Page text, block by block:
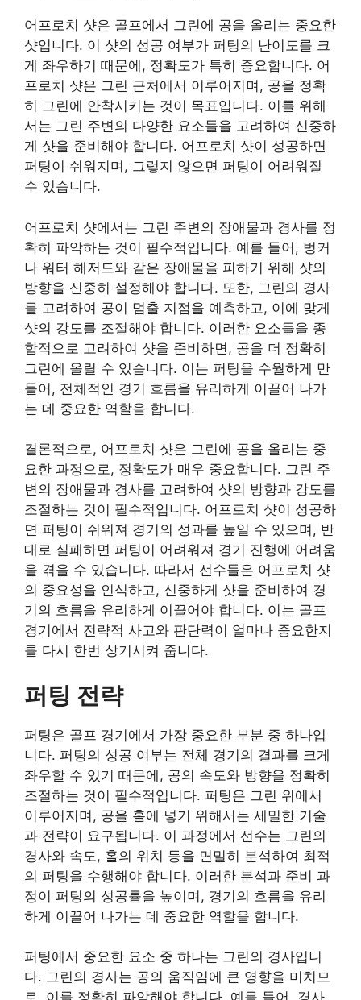
어프로치 샷은 골프에서 그린에 공을 올리는 중요한
샷입니다. 이 샷의 성공 여부가 퍼팅의 난이도를 크
게 좌우하기 때문에, 정확도가 특히 중요합니다. 어
프로치 샷은 그린 근처에서 이루어지며, 공을 정확
히 그린에 안착시키는 것이 목표입니다. 이를 위해
서는 그린 주변의 다양한 요소들을 고려하여 신중하
게 샷을 준비해야 합니다. 어프로치 샷이 성공하면
퍼팅이 쉬워지며, 그렇지 않으면 퍼팅이 어려워질
수 있습니다.
어프로치 샷에서는 그린 주변의 장애물과 경사를 정
확히 파악하는 것이 필수적입니다. 예를 들어, 벙커
나 워터 해저드와 같은 장애물을 피하기 위해 샷의
방향을 신중히 설정해야 합니다. 또한, 그린의 경사
를 고려하여 공이 멈출 지점을 예측하고, 이에 맞게
샷의 강도를 조절해야 합니다. 이러한 요소들을 종
합적으로 고려하여 샷을 준비하면, 공을 더 정확히
그린에 올릴 수 있습니다. 이는 퍼팅을 수월하게 만
들어, 전체적인 경기 흐름을 유리하게 이끌어 나가
는 데 중요한 역할을 합니다.
결론적으로, 어프로치 샷은 그린에 공을 올리는 중
요한 과정으로, 정확도가 매우 중요합니다. 그린 주
변의 장애물과 경사를 고려하여 샷의 방향과 강도를
조절하는 것이 필수적입니다. 어프로치 샷이 성공하
면 퍼팅이 쉬워져 경기의 성과를 높일 수 있으며, 반
대로 실패하면 퍼팅이 어려워져 경기 진행에 어려움
을 겪을 수 있습니다. 따라서 선수들은 어프로치 샷
의 중요성을 인식하고, 신중하게 샷을 준비하여 경
기의 흐름을 유리하게 이끌어야 합니다. 이는 골프
경기에서 전략적 사고와 판단력이 얼마나 중요한지
를 다시 한번 상기시켜 줍니다.
퍼팅 전략
퍼팅은 골프 경기에서 가장 중요한 부분 중 하나입
니다. 퍼팅의 성공 여부는 전체 경기의 결과를 크게
좌우할 수 있기 때문에, 공의 속도와 방향을 정확히
조절하는 것이 필수적입니다. 퍼팅은 그린 위에서
이루어지며, 공을 홀에 넣기 위해서는 세밀한 기술
과 전략이 요구됩니다. 이 과정에서 선수는 그린의
경사와 속도, 홀의 위치 등을 면밀히 분석하여 최적
의 퍼팅을 수행해야 합니다. 이러한 분석과 준비 과
정이 퍼팅의 성공률을 높이며, 경기의 흐름을 유리
하게 이끌어 나가는 데 중요한 역할을 합니다.
퍼팅에서 중요한 요소 중 하나는 그린의 경사입니
다. 그린의 경사는 공의 움직임에 큰 영향을 미치므
로, 이를 정확히 파악해야 합니다. 예를 들어, 경사